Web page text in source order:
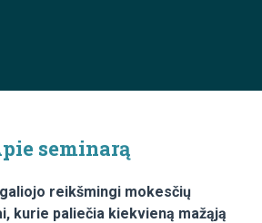
seminarą
reikšmingi mokesčių
kurie paliečia kiekvieną mažąją